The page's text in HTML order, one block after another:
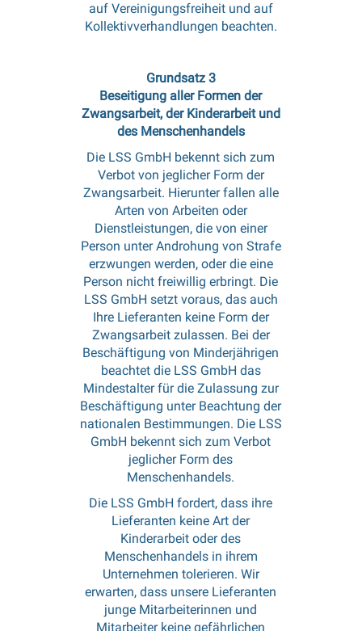
auf Vereinigungsfreiheit und auf
Kollektivverhandlungen beachten.
Grundsatz 3
Beseitigung aller Formen der
Zwangsarbeit, der Kinderarbeit und
des Menschenhandels
Die LSS GmbH bekennt sich zum
Verbot von jeglicher Form der
Zwangsarbeit. Hierunter fallen alle
Arten von Arbeiten oder
Dienstleistungen, die von einer
Person unter Androhung von Strafe
erzwungen werden, oder die eine
Person nicht freiwillig erbringt. Die
LSS GmbH setzt voraus, das auch
Ihre Lieferanten keine Form der
Zwangsarbeit zulassen. Bei der
Beschäftigung von Minderjährigen
beachtet die LSS GmbH das
Mindestalter für die Zulassung zur
Beschäftigung unter Beachtung der
nationalen Bestimmungen. Die LSS
GmbH bekennt sich zum Verbot
jeglicher Form des
Menschenhandels.
Die LSS GmbH fordert, dass ihre
Lieferanten keine Art der
Kinderarbeit oder des
Menschenhandels in ihrem
Unternehmen tolerieren. Wir
erwarten, dass unsere Lieferanten
junge Mitarbeiterinnen und
Mitarbeiter keine gefährlichen